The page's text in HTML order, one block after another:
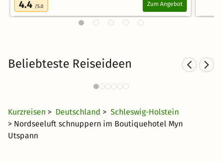
4.4 /5.0 Zum Angebot
Beliebteste Reiseideen
Hotel am See in
Kurzreisen > Deutschland > Schleswig-Holstein
> Nordseeluft schnuppern im Boutiquehotel Myn
Utspann